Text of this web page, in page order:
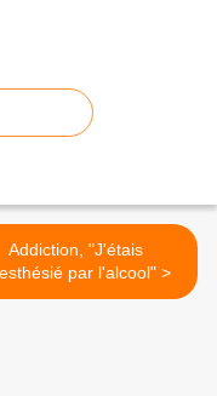
Addiction, "J'étais
anesthésié par l'alcool" >